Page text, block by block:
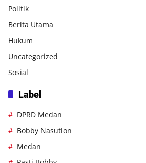
Politik
Berita Utama
Hukum
Uncategorized
Sosial
Label
DPRD Medan
Bobby Nasution
Medan